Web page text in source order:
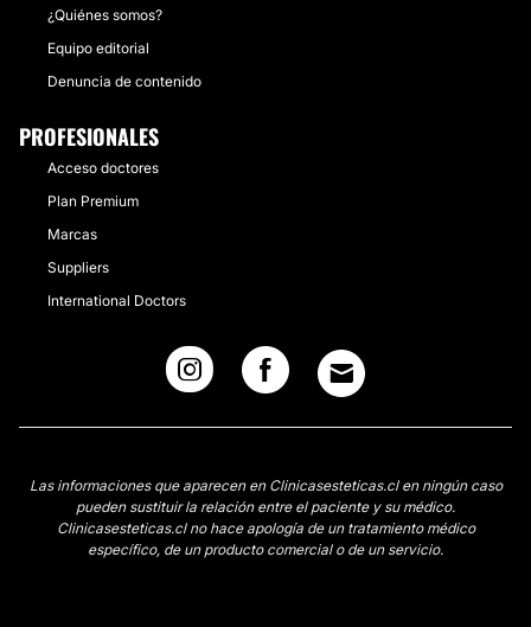
¿Quiénes somos?
Equipo editorial
Denuncia de contenido
PROFESIONALES
Acceso doctores
Plan Premium
Marcas
Suppliers
International Doctors
Las informaciones que aparecen en Clinicasesteticas.cl en ningún caso
pueden sustituir la relación entre el paciente y su médico.
Clinicasesteticas.cl no hace apología de un tratamiento médico
específico, de un producto comercial o de un servicio.